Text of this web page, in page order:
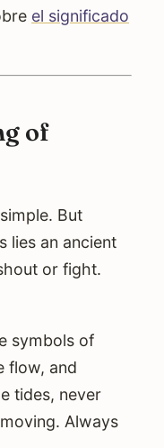
el significado
of
But
lies an ancient
or fight.
symbols of
flow, and
tides, never
Always